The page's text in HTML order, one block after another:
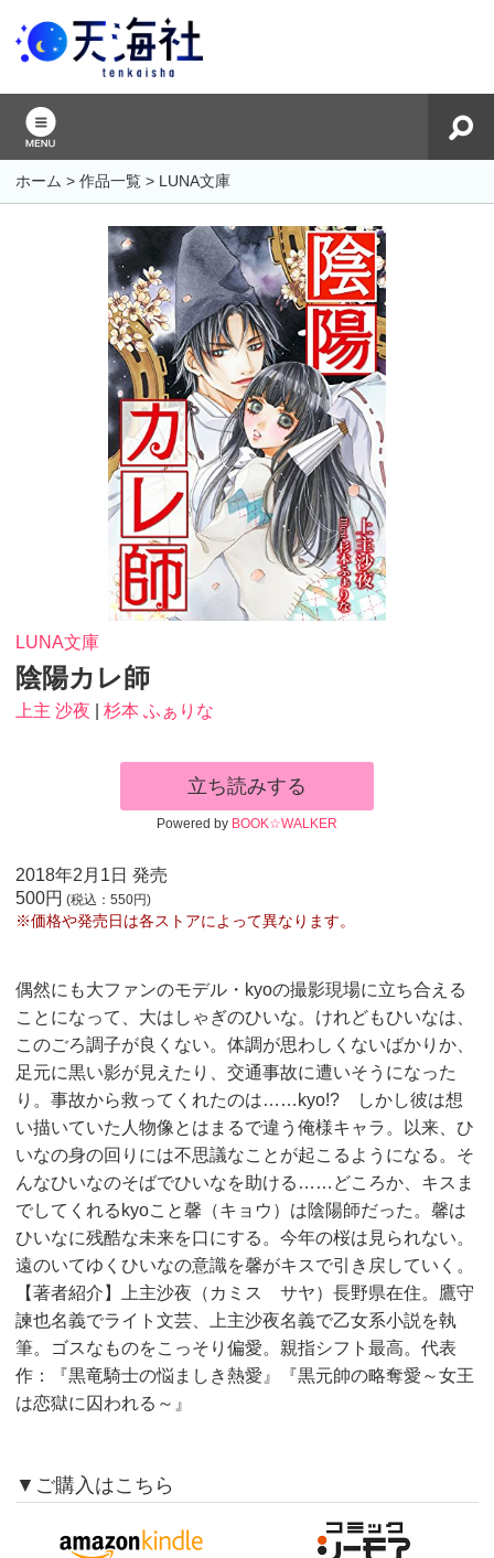
ホーム >作品一覧 > LUNA文庫
LUNA文庫
陰陽カレ師
上主 沙夜 杉本 ふぁりな
立ち読みする
Powered by BOOK☆WALKER
2018年2月1日 発売
500円 (税込：550円)
※価格や発売日は各ストアによって異なります。
偶然にも大ファンのモデル・kyoの撮影現場に立ち合える
ことになって、大はしゃぎのひいな。けれどもひいなは、
このごろ調子が良くない。体調が思わしくないばかりか、
足元に黒い影が見えたり、交通事故に遭いそうになった
り。事故から救ってくれたのは……kyo!? しかし彼は想
い描いていた人物像とはまるで違う俺様キャラ。以来、ひ
いなの身の回りには不思議なことが起こるようになる。そ
んなひいなのそばでひいなを助ける……どころか、キスま
でしてくれるkyoこと馨（キョウ）は陰陽師だった。馨は
ひいなに残酷な未来を口にする。今年の桜は見られない。
遠のいてゆくひいなの意識を馨がキスで引き戻していく。
【著者紹介】上主沙夜（カミス サヤ）長野県在住。鷹守
諫也名義でライト文芸、上主沙夜名義で乙女系小説を執
筆。ゴスなものをこっそり偏愛。親指シフト最高。代表
作：『黒竜騎士の悩ましき熱愛』『黒元帥の略奪愛～女王
は恋獄に囚われる～』
▼ご購入はこちら